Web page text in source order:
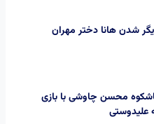
شدن هانا دختر مهران
محسن چاوشی با بازی
علیدوستی